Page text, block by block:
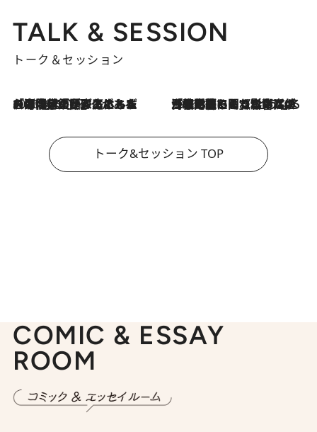
TALK & SESSION
トーク＆セッション
2026.8.3
「今後値上げがあるとすれば…」「リスクがあるのは今年の冬」エネルギー専門家が語る、ホルムズ海峡封鎖が家庭にもたらす“ある心配” 2026.8.3
「住宅建てられない…」「サーチャージ料の高値が続いている」ホルムズ海峡封鎖による影響はいつまで続く？《エネルギー専門家に聞く“どうなる日本の暮らし”》
トーク&セッション TOP
COMIC & ESSAY
ROOM